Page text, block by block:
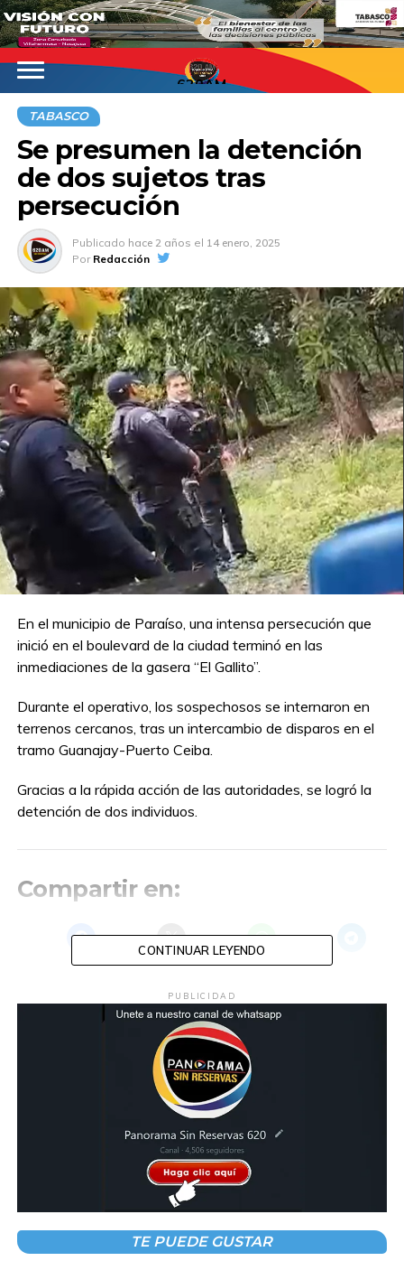
620AM
TABASCO
Se presumen la detención
de dos sujetos tras
persecución
Publicado hace 2 años el 14 enero, 2025
Por Redacción
En el municipio de Paraíso, una intensa persecución que
inició en el boulevard de la ciudad terminó en las
inmediaciones de la gasera “El Gallito”.
Durante el operativo, los sospechosos se internaron en
terrenos cercanos, tras un intercambio de disparos en el
tramo Guanajay-Puerto Ceiba.
Gracias a la rápida acción de las autoridades, se logró la
detención de dos individuos.
Compartir en:
EL GALLITO
PUERTO CEIBA
Exdirector de Seguridad Pública enfrenta
cargos por secuestro exprés
Buzones en Centros Integradores reciben
propuestas para el Plan Municipal de
CONTINUAR LEYENDO
PUBLICIDAD
TE PUEDE GUSTAR